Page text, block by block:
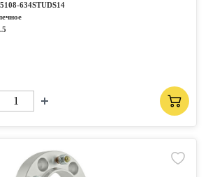
634STUDS14